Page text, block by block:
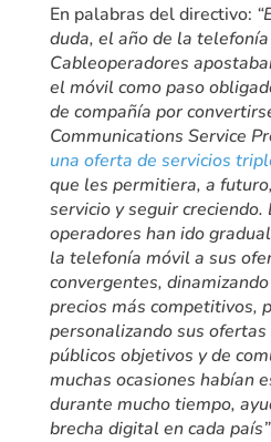
En palabras del directivo:
duda, el año de la
Cableoperadores
el móvil como paso
de compañía por
Communications Service
una oferta de servicios
que les permitiera, a
servicio y seguir
operadores han ido
la telefonía móvil a sus
convergentes,
precios más competitivos,
personalizando sus
públicos objetivos y de
muchas ocasiones habían
durante mucho tiempo,
brecha digital en cada país”